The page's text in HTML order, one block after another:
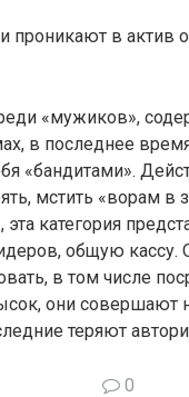
проникают в
«мужиков»,
в последнее
«бандитами».
мстить «ворам в
категория
общую кассу.
в том числе
они
теряют
0